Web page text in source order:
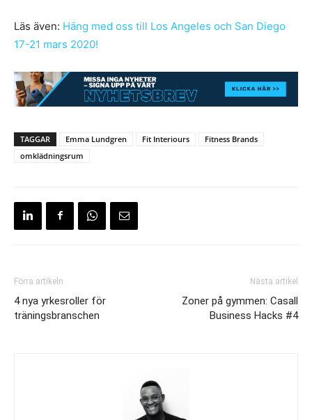
Läs även: Häng med oss till Los Angeles och San Diego
17-21 mars 2020!
TAGGAR Emma Lundgren Fit Interiours
Fitness Brands
omklädningsrum
Förra artikeln
4 nya yrkesroller för
träningsbranschen
Nästa artikel
Zoner på gymmen: Casall
Business Hacks #4